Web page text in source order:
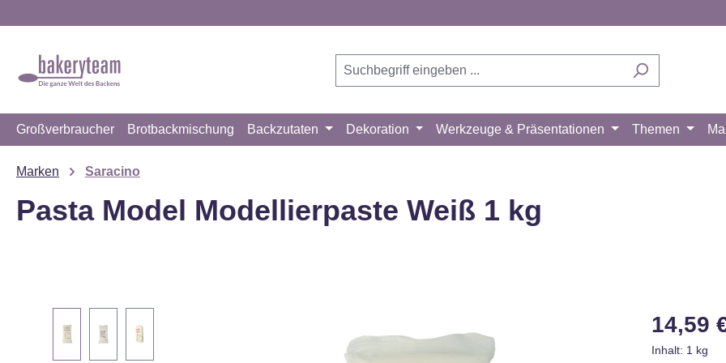
Großverbraucher Brotbackmischung Backzutaten Dekoration Werkzeuge & Präsentationen Themen
Marken Saracino
Pasta Model Modellierpaste Weiß 1 kg
Regulärer
14,59
Inhalt: 1 kg